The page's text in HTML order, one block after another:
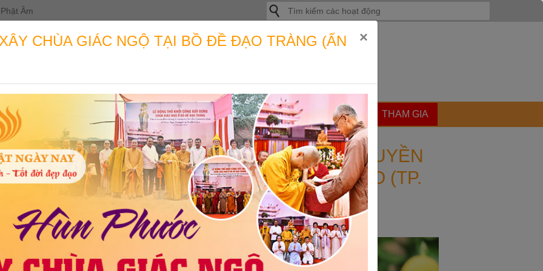
Phật Âm
Tìm
kiếm
ĐỘNG THỈNH KINH SÁCH TIN TỨC HỌC PHẬT GÓC CHIA SẺ THAM GIA
TRANG VÀO ĐỜI”: TT. THÍCH NHẬT TỪ TRUYỀN
SINH KHÓA TU MÙA HÈ CHÙA PHÁP BẢO (TP.
ĐỒNG NAI)
Huỳnh Thủy Đăng lúc 10:54 30/06/2026 | Có 28 lượt xem
CHÙA GIÁC NGỘ TẠI BỒ ĐỀ ĐẠO TRÀNG (ẤN
×